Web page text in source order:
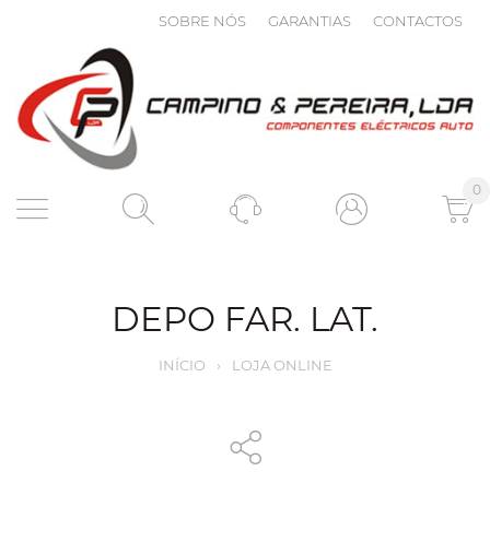
SOBRE NÓS GARANTIAS CONTACTOS
0
DEPO FAR. LAT.
INÍCIO › LOJA ONLINE